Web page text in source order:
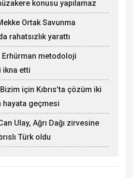
konusu yapılamaz
Ortak Savunma
rahatsızlık yarattı
metodoloji
ikna etti
için Kıbrıs'ta çözüm iki
hayata geçmesi
Ulay, Ağrı Dağı zirvesine
Türk oldu